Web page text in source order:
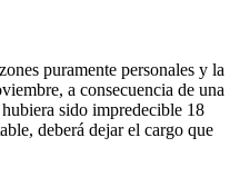
puramente personales y la
a consecuencia de una
sido impredecible 18
deberá dejar el cargo que